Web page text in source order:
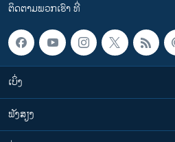
ຕິດຕາມພວກເຮົາ ທີ່
ເບິ່ງ
ຟັງສຽງ